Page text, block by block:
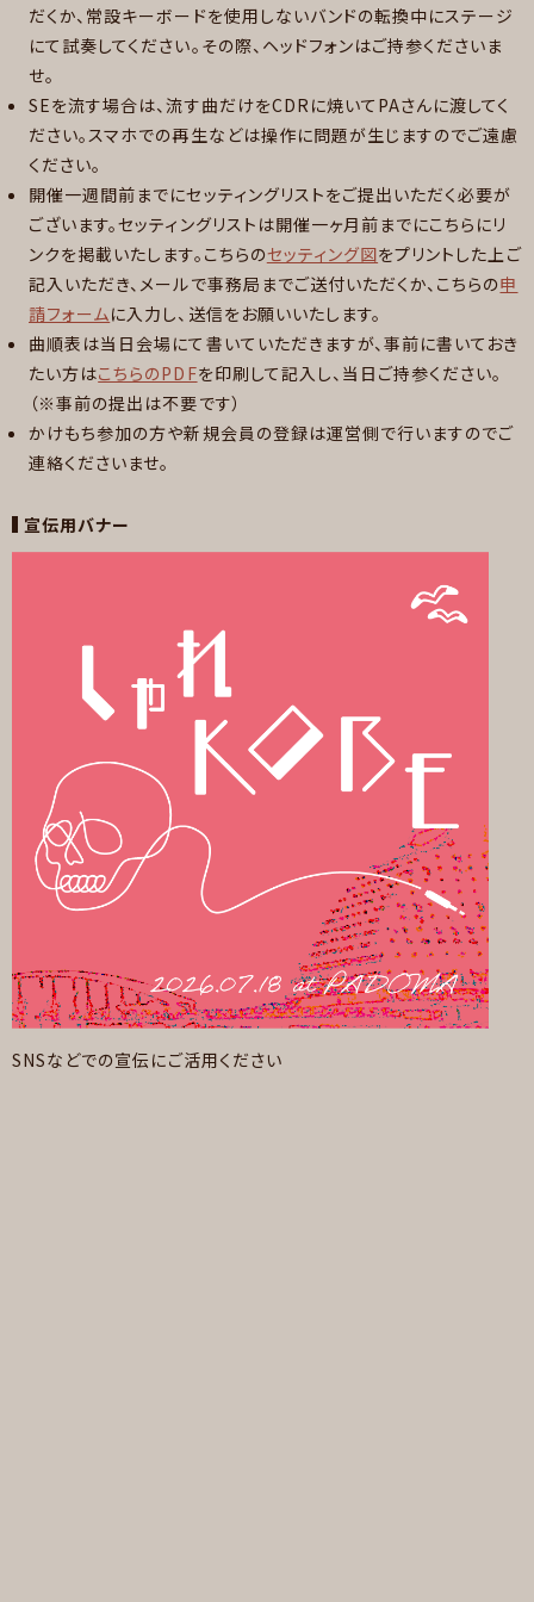
だくか、常設キーボードを使用しないバンドの転換中にステージ
にて試奏してください。その際、ヘッドフォンはご持参くださいま
せ。
SEを流す場合は、流す曲だけをCDRに焼いてPAさんに渡してく
ださい。スマホでの再生などは操作に問題が生じますのでご遠慮
ください。
開催一週間前までにセッティングリストをご提出いただく必要が
ございます。セッティングリストは開催一ヶ月前までにこちらにリ
ンクを掲載いたします。こちらのセッティング図をプリントした上ご
記入いただき、メールで事務局までご送付いただくか、こちらの申
請フォームに入力し、送信をお願いいたします。
曲順表は当日会場にて書いていただきますが、事前に書いておき
たい方はこちらのPDFを印刷して記入し、当日ご持参ください。
（※事前の提出は不要です）
かけもち参加の方や新規会員の登録は運営側で行いますのでご
連絡くださいませ。
宣伝用バナー
SNSなどでの宣伝にご活用ください